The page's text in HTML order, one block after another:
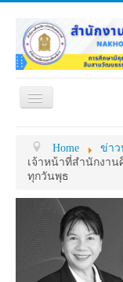
Toggle
หน่วยงาน
ดาวน์โหลด
ข้อมูลการติ
Home
ข่าว
เจ้าหน้าที่สำนักงาน
ทุกวันพุธ